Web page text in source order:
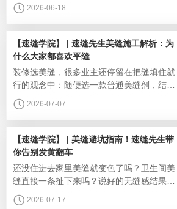
同，怎么看都达不到无缝质感。其实这并不
觉艺术。速缝先生就从更多面的视角，为你
揭开缝隙消失术的真相。配色的基础阶段：
色卡对比很多业主和师傅，还是习惯用肉眼
拿着色卡和瓷砖对比颜色，但肉眼
2026-06-18
【速缝学院】 | 速缝先生美缝施工解析：为
什么大家都喜欢平缝
‌装修选美缝，很多业主还停留在把缝填住就
行的观念中：随便选一款普通美缝剂，结果
还没入住可能就出了问题。一看各种平台
上，大家都晒的是无缝感网红家装，氛围感
的主流？平缝工艺传统凹缝施工美缝固化后
低于瓷砖面，形成深浅不一的凹槽，时间长
容易积累污渍，还会滋生细菌，影响家人健
康。平缝工艺施工后缝隙与瓷砖表面完全
2026-07-07
【速缝学院】 | 美缝避坑指南！速缝先生带
你告别发黄翻车
‌还没住进去家里美缝就变色了吗？卫生间美
缝直接一条扯下来吗？说好的无缝感结果还
是很明显吗？很多业主美缝踩坑，基本都是
选色、工艺、材质、分区施工这几个部分的
2026-07-17